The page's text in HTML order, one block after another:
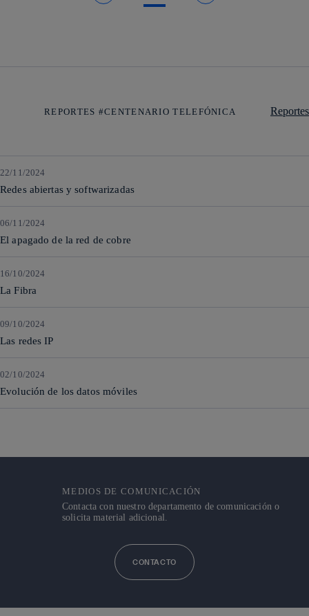
REPORTES #CENTENARIO TELEFÓNICA Reportes
22/11/2024
Redes abiertas y softwarizadas
06/11/2024
El apagado de la red de cobre
16/10/2024
La Fibra
09/10/2024
Las redes IP
02/10/2024
Evolución de los datos móviles
MEDIOS DE COMUNICACIÓN
Contacta con nuestro departamento de comunicación o
solicita material adicional.
CONTACTO